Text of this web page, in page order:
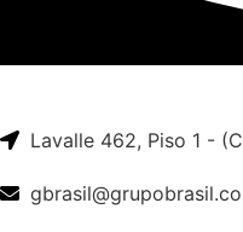
Lavalle 462, Piso 1 -